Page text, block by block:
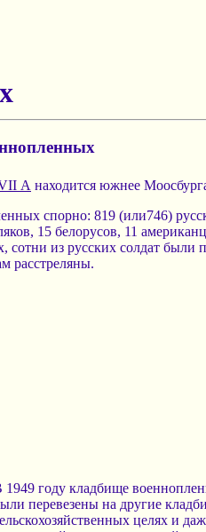
А находится южнее
спорно: 819 (или746)
15 белорусов, 11
сотни из русских солдат были
расстреляны.
1949 году кладбище
перевезены на другие
целях и